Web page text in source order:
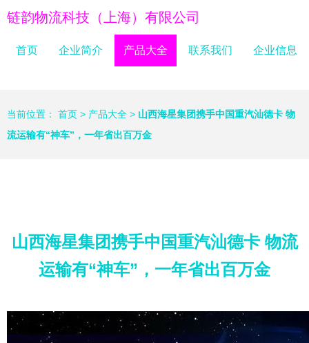
链韵物流科技（上海）有限公司
首页 企业简介 产品大全 联系我们 企业信息
当前位置： 首页 > 产品大全 > 山西海星集团携手中国重汽汕德卡 物
流运输有“神车”，一年省出百万金
山西海星集团携手中国重汽汕德卡 物流
运输有“神车”，一年省出百万金